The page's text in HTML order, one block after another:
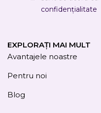
confidențialitate
EXPLORAȚI MAI MULT
Avantajele noastre
Pentru noi
Blog